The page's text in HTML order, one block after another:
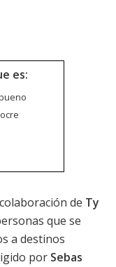
es:
de Ty
que se
a destinos
por Sebas